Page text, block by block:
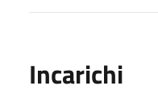
Incarichi